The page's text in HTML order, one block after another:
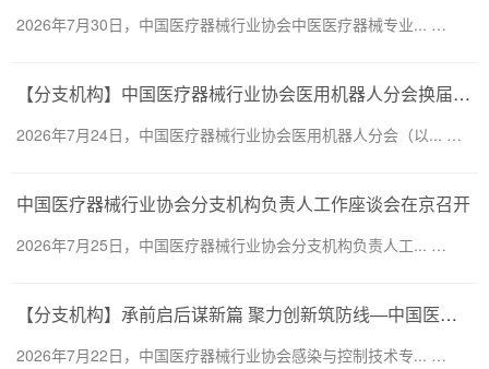
2026年7月30日，中国医疗器械行业协会中医医疗器械专业... …
【分支机构】中国医疗器械行业协会医用机器人分会换届会议暨医用机器人创新大会顺利召开
2026年7月24日，中国医疗器械行业协会医用机器人分会（以... …
中国医疗器械行业协会分支机构负责人工作座谈会在京召开
2026年7月25日，中国医疗器械行业协会分支机构负责人工... …
【分支机构】承前启后谋新篇 聚力创新筑防线—中国医疗器械行业协会感染与控制技术专业委员会换届会暨第六届第一次会员代表大会圆满召开
2026年7月22日，中国医疗器械行业协会感染与控制技术专... …